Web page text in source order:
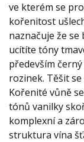
ve kterém se
kořenitost
naznačuje že se
ucítíte tóny
především
rozinek. Těšit
Kořenité vůně
tónů vanilky
komplexní a
struktura vína